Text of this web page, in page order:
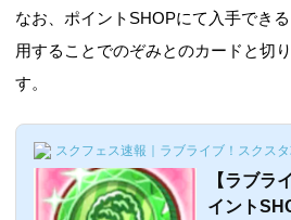
なお、ポイントSHOPにて入手でき
用することでのぞみとのカードと切
す。
スクフェス速報｜ラブライブ！スクス
【ラブラ
イント